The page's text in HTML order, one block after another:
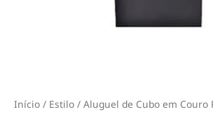
Início / Estilo / Aluguel de Cubo em Couro